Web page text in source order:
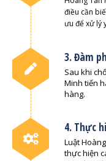
điều cần
ưu để xử lý
3. Đàm
Sau khi
Minh tiến
hàng.
4. Thực
Luật
thực hiện